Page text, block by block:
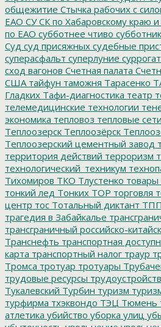
общежитие Стычка рабочих с
ЕАО СУ СК по Хабаровскому краю
по ЕАО субботнее чтиво субботник
Суд суд присяжных судебные
суперасфальт суперлуние суррогат
сход вагонов Счетная палата
США тайфун таможня Тарасенко
Гладких Тафи-диагностика театр
телемедицинские технологии
экономика тепловоз тепловые сети
Теплоозерск Теплоозёрск
Теплоозерский цементный завод
территория действий терроризм
технологический_техникум
Тихомиров ТКО Тлустенко товары
тонкий лед Тонких ТОР торговля
центр тос Тотальный диктант
трагедия в Забайкалье
трансграничный российско-
Транснефть транспортная
карта транспортный налог траур
Тромса тротуар тротуары
трудовые ресурсы
Тукалевский Турбин туризм
турфирма тхэквондо ТЭЦ Тюмень
атлетика убийство уборка улиц